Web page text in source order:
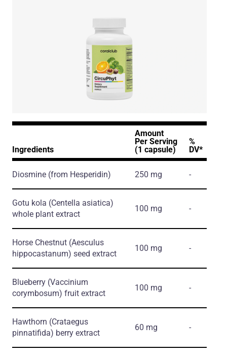
Ingredients
Amount
Per Serving
(1 capsule)
%
DV*
Diosmine (from Hesperidin) 250 mg -
Gotu kola (Centella asiatica)
whole plant extract
100 mg -
Horse Chestnut (Aesculus
hippocastanum) seed extract
100 mg -
Blueberry (Vaccinium
corymbosum) fruit extract
100 mg -
Hawthorn (Crataegus
pinnatifida) berry extract
60 mg -